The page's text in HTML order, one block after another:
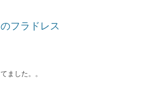
フラドレス
ました。。